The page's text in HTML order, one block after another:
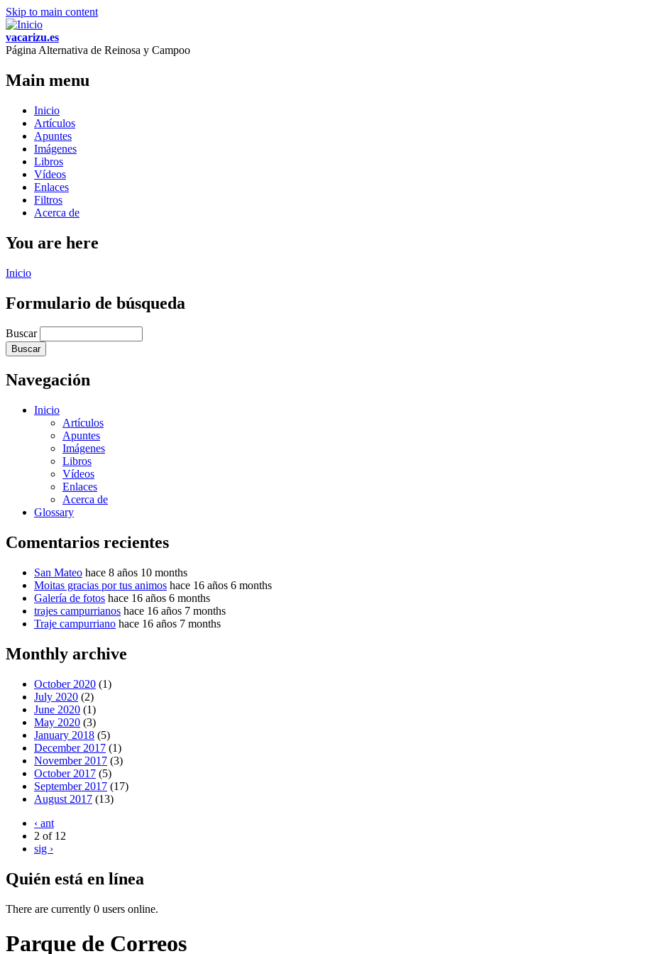
Skip to main content
vacarizu.es
Página Alternativa de Reinosa y Campoo
Main menu
Inicio
Artículos
Apuntes
Imágenes
Libros
Vídeos
Enlaces
Filtros
Acerca de
You are here
Inicio
Formulario de búsqueda
Buscar
Navegación
Inicio
Artículos
Apuntes
Imágenes
Libros
Vídeos
Enlaces
Acerca de
Glossary
Comentarios recientes
San Mateo hace 8 años 10 months
Moitas gracias por tus animos hace 16 años 6 months
Galería de fotos hace 16 años 6 months
trajes campurrianos hace 16 años 7 months
Traje campurriano hace 16 años 7 months
Monthly archive
October 2020 (1)
July 2020 (2)
June 2020 (1)
May 2020 (3)
January 2018 (5)
December 2017 (1)
November 2017 (3)
October 2017 (5)
September 2017 (17)
August 2017 (13)
‹ ant
2 of 12
sig ›
Quién está en línea
There are currently 0 users online.
Parque de Correos